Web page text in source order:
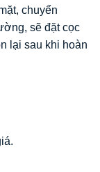
chuyển
sẽ đặt cọc
lại sau khi hoàn